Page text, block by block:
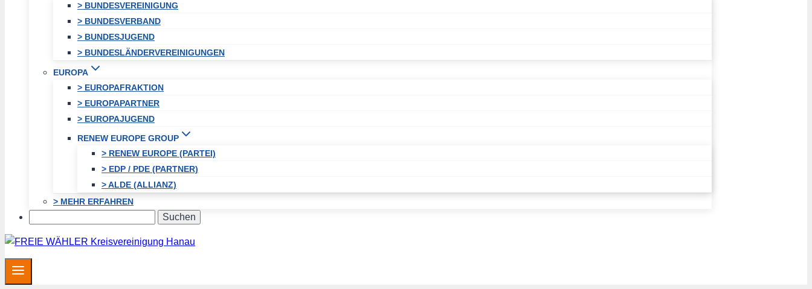
> BUNDESVEREINIGUNG
> BUNDESVERBAND
> BUNDESJUGEND
> BUNDESLÄNDERVEREINIGUNGEN
EUROPA
> EUROPAFRAKTION
> EUROPAPARTNER
> EUROPAJUGEND
RENEW EUROPE GROUP
> RENEW EUROPE (PARTEI)
> EDP / PDE (PARTNER)
> ALDE (ALLIANZ)
> MEHR ERFAHREN